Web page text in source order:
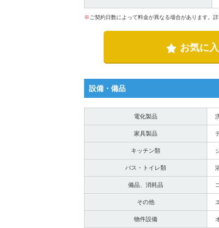
※ ご契約日数によって料金が異なる場合があります。
お気に
設備・備品
電化製品
家具製品
キッチン類
バス・トイレ類
備品、消耗品
その他
物件設備